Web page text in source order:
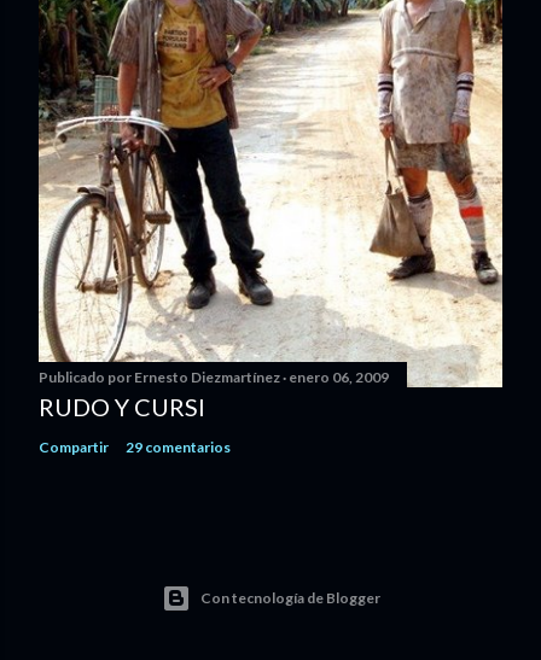
Publicado por Ernesto Diezmartínez enero 06, 2009
RUDO Y CURSI
Compartir 29 comentarios
Con tecnología de Blogger